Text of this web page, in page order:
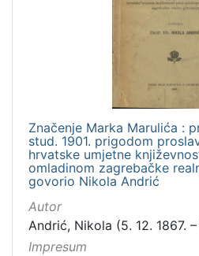
Značenje Marka Marulića :
stud. 1901. prigodom
hrvatske umjetne
omladinom zagrebačke
govorio Nikola Andrić
Autor
Andrić, Nikola (5. 12. 1867. –
Impresum